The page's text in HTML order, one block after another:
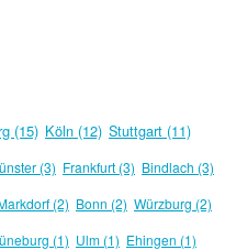
(15) Köln (12) Stuttgart (11)
(3) Frankfurt (3) Bindlach (3)
(2) Bonn (2) Würzburg (2)
(1) Ulm (1) Ehingen (1)